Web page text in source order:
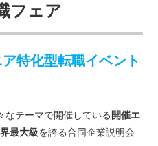
フェア
特化型転職イベント
なテーマで開催している 開催エ
最大級を誇る合同企業説明会